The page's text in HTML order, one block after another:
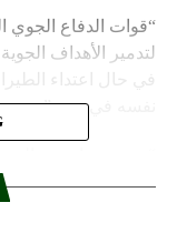
“قوات الدفاع الجوي
لتدمير الأهداف
في حال اعتداء
نفسه في نزهة”.
من سوريا كانت منذ